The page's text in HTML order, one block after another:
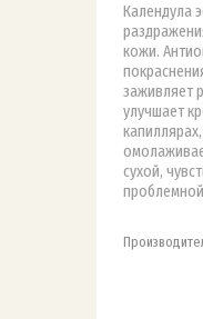
Календула
кожи.
заживляет
улучшает
сухой,